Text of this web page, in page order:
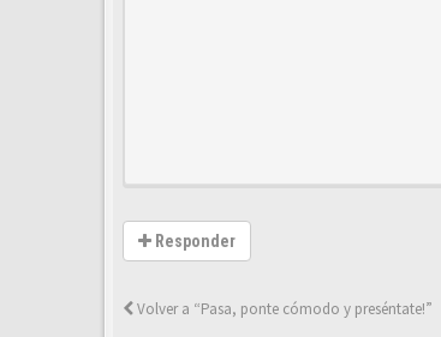
Responder
Volver a “Pasa, ponte cómodo y preséntate!”